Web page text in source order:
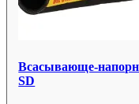
Всасывающе-
SD